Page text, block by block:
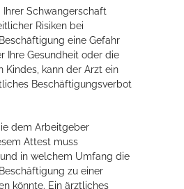
Ihrer Schwangerschaft
Risiken bei
eine Gefahr
Ihre Gesundheit oder die
Kindes, kann der Arzt ein
Beschäftigungsverbot
dem Arbeitgeber
Attest muss
in welchem Umfang die
zu einer
könnte. Ein ärztliches